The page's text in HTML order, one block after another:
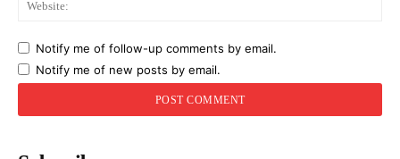
Notify me of follow-up comments by email.
Notify me of new posts by email.